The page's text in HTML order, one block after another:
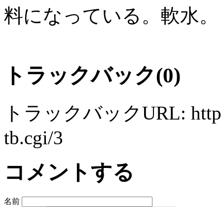
料になっている。軟水。
トラックバック(0)
トラックバックURL:
tb.cgi/3
コメントする
名前